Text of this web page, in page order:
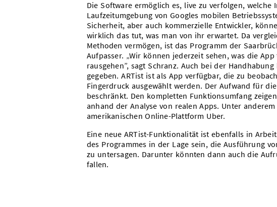
Die Software ermöglich es, live zu verfolgen,
Laufzeitumgebung von Googles mobilen
Sicherheit, aber auch kommerzielle Entwickler,
wirklich das tut, was man von ihr erwartet. Da
Methoden vermögen, ist das Programm der
Aufpasser. „Wir können jederzeit sehen, was die
rausgehen”, sagt Schranz. Auch bei der
gegeben. ARTist ist als App verfügbar, die zu
Fingerdruck ausgewählt werden. Der Aufwand für
beschränkt. Den kompletten Funktionsumfang
anhand der Analyse von realen Apps. Unter
amerikanischen Online-Plattform Uber.
Eine neue ARTist-Funktionalität ist ebenfalls in
des Programmes in der Lage sein, die Ausführung
zu untersagen. Darunter könnten dann auch die
fallen.